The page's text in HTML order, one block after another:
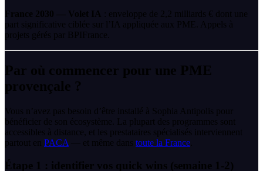
France 2030 — Volet IA
: enveloppe de 2,2 milliards € dont une
part significative ciblée sur l’IA appliquée aux PME. Appels à
projets gérés par BPIFrance.
Par où commencer pour une PME
provençale ?
Vous n’avez pas besoin d’être installé à Sophia Antipolis pour
bénéficier de son écosystème. La plupart des programmes sont
accessibles à distance, et les prestataires spécialisés interviennent
partout en PACA — et même dans toute la France
Étape 1 : identifier vos quick wins (semaine 1-2)